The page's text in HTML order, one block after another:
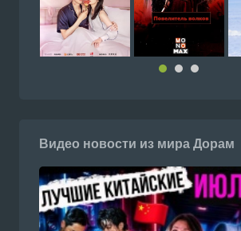
Видео новости из мира Дорам